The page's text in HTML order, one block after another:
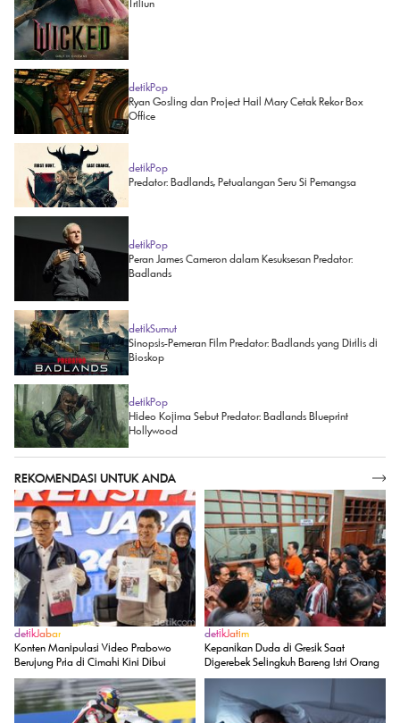
Triliun
detikPop
Ryan Gosling dan Project Hail Mary Cetak Rekor Box
Office
detikPop
Predator: Badlands, Petualangan Seru Si Pemangsa
detikPop
Peran James Cameron dalam Kesuksesan Predator:
Badlands
detikSumut
Sinopsis-Pemeran Film Predator: Badlands yang Dirilis di
Bioskop
detikPop
Hideo Kojima Sebut Predator: Badlands Blueprint
Hollywood
REKOMENDASI UNTUK ANDA
detikJabar
Konten Manipulasi Video Prabowo
Berujung Pria di Cimahi Kini Dibui
detikJatim
Kepanikan Duda di Gresik Saat
Digerebek Selingkuh Bareng Istri Orang